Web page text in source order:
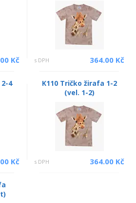
Kč s DPH 364.00 Kč
4
Kč
K110 Tričko žirafa 1-2
(vel. 1-2)
s DPH 364.00 Kč